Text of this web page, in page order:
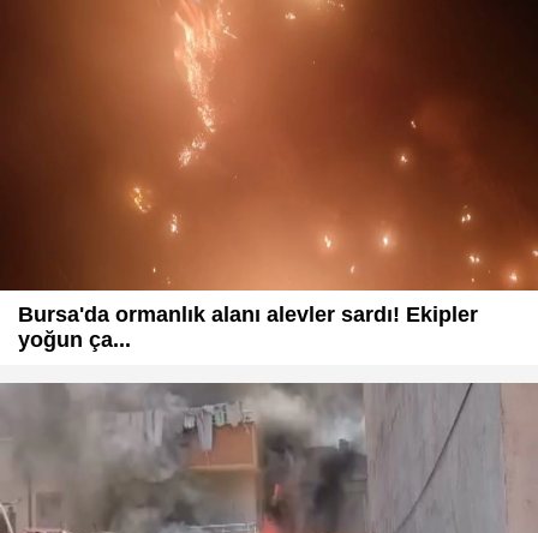
Bursa'da ormanlık alanı alevler sardı! Ekipler
yoğun ça...